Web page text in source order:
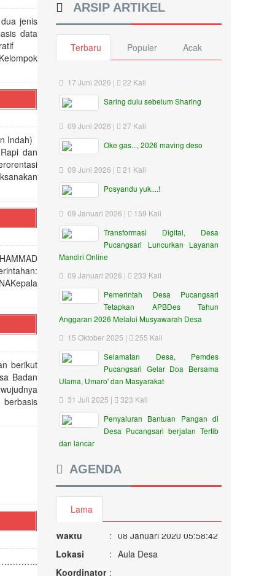
jenis
data
Indah)
dan
berikut
Badan
…………..
………….
ARSIP ARTIKEL
Terbaru Populer Acak
17 Juni 2026 |
22 Kali
Saring dulu sebelum Sharing
09 Juni 2026 |
27 Kali
Oke gas..., 2026 maving deso
09 Juni 2026 |
21 Kali
Posyandu yuk....!
09 Januari 2026 |
159 Kali
Transformasi Digital, Desa
Pucangsari Luncurkan Layanan
Mandiri Online
09 Januari 2026 |
233 Kali
Pemerintah Desa Pucangsari
Tetapkan APBDes Tahun
Anggaran 2026 Melalui Musyawarah Desa
15 Oktober 2025 |
255 Kali
Selamatan Desa, Pemdes
Pucangsari Gelar Doa Bersama
Ulama, Umaro' dan Masyarakat
31 Juli 2025 |
323 Kali
Penyaluran Bantuan Pangan di
Desa Pucangsari berjalan Tertib
dan lancar
AGENDA
Lama
Waktu
: 08 Januari 2020 05:58:42
Lokasi
: Aula Desa
Koordinator
: